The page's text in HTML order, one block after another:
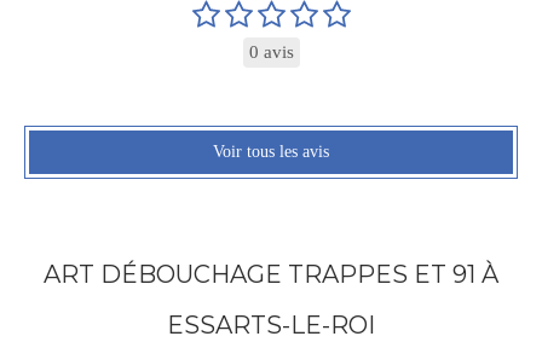
0 avis
Voir tous les avis
ART DÉBOUCHAGE TRAPPES ET 91 À
ESSARTS-LE-ROI